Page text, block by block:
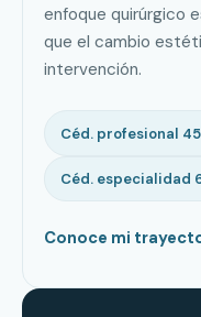
enfoque quirúrgico
que el cambio
intervención.
Céd. profesional
Céd. especialidad
Conoce mi